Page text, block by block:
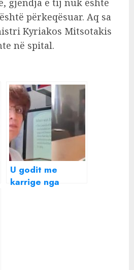
gjendja e tij nuk është
përkeqësuar. Aq sa
Kyriakos Mitsotakis
në spital.
U godit me
karrige nga